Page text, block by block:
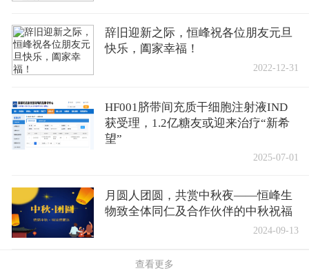
辞旧迎新之际，恒峰祝各位朋友元旦
快乐，阖家幸福！
2022-12-31
HF001脐带间充质干细胞注射液IND
获受理，1.2亿糖友或迎来治疗“新希
望”
2025-07-01
月圆人团圆，共赏中秋夜——恒峰生
物致全体同仁及合作伙伴的中秋祝福
2024-09-13
查看更多